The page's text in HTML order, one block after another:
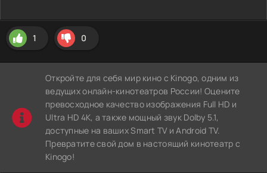
1 0
Откройте для себя мир кино с Kinogo, одним из
ведущих онлайн-кинотеатров России! Оцените
превосходное качество изображения Full HD и
Ultra HD 4K, а также мощный звук Dolby 5.1,
доступные на ваших Smart TV и Android TV.
Превратите свой дом в настоящий кинотеатр с
Kinogo!